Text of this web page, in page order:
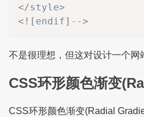
</style>
<![endif]-->
不是很理想，但这对设计一个网
CSS环形颜色渐变
CSS环形颜色渐变(Radial